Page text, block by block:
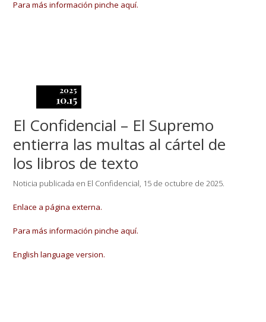
Para más información pinche aquí.
2025
10.15
El Confidencial – El Supremo
entierra las multas al cártel de
los libros de texto
Noticia publicada en El Confidencial, 15 de octubre de 2025.
Enlace a página externa.
Para más información pinche aquí.
English language version.